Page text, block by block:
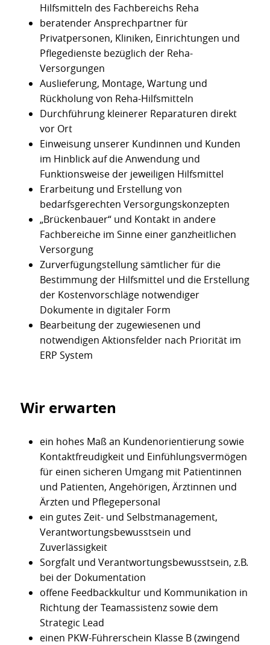
Hilfsmitteln des Fachbereichs Reha
beratender Ansprechpartner für
Privatpersonen, Kliniken, Einrichtungen und
Pflegedienste bezüglich der Reha-
Versorgungen
Auslieferung, Montage, Wartung und
Rückholung von Reha-Hilfsmitteln
Durchführung kleinerer Reparaturen direkt
vor Ort
Einweisung unserer Kundinnen und Kunden
im Hinblick auf die Anwendung und
Funktionsweise der jeweiligen Hilfsmittel
Erarbeitung und Erstellung von
bedarfsgerechten Versorgungskonzepten
„Brückenbauer“ und Kontakt in andere
Fachbereiche im Sinne einer ganzheitlichen
Versorgung
Zurverfügungstellung sämtlicher für die
Bestimmung der Hilfsmittel und die Erstellung
der Kostenvorschläge notwendiger
Dokumente in digitaler Form
Bearbeitung der zugewiesenen und
notwendigen Aktionsfelder nach Priorität im
ERP System
Wir erwarten
ein hohes Maß an Kundenorientierung sowie
Kontaktfreudigkeit und Einfühlungsvermögen
für einen sicheren Umgang mit Patientinnen
und Patienten, Angehörigen, Ärztinnen und
Ärzten und Pflegepersonal
ein gutes Zeit- und Selbstmanagement,
Verantwortungsbewusstsein und
Zuverlässigkeit
Sorgfalt und Verantwortungsbewusstsein, z.B.
bei der Dokumentation
offene Feedbackkultur und Kommunikation in
Richtung der Teamassistenz sowie dem
Strategic Lead
einen PKW-Führerschein Klasse B (zwingend